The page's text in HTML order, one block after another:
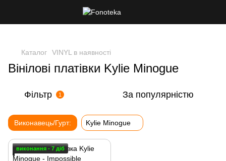
Каталог VINYL в наявності
Вінілові платівки Kylie Minogue
Фільтр 1 За популярністю
Виконавець/Гурт: Kylie Minogue
виконання - 7 діб